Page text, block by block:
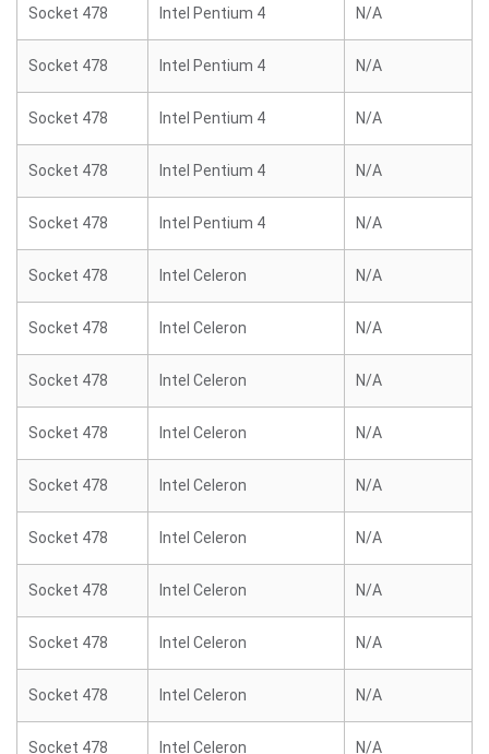
Socket 478 Intel Pentium 4 N/A
Socket 478 Intel Pentium 4 N/A
Socket 478 Intel Pentium 4 N/A
Socket 478 Intel Pentium 4 N/A
Socket 478 Intel Pentium 4 N/A
Socket 478 Intel Celeron N/A
Socket 478 Intel Celeron N/A
Socket 478 Intel Celeron N/A
Socket 478 Intel Celeron N/A
Socket 478 Intel Celeron N/A
Socket 478 Intel Celeron N/A
Socket 478 Intel Celeron N/A
Socket 478 Intel Celeron N/A
Socket 478 Intel Celeron N/A
Socket 478 Intel Celeron N/A